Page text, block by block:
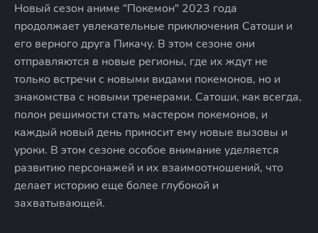
Новый сезон аниме "Покемон" 2023 года
продолжает увлекательные приключения Сатоши и
его верного друга Пикачу. В этом сезоне они
отправляются в новые регионы, где их ждут не
только встречи с новыми видами покемонов, но и
знакомства с новыми тренерами. Сатоши, как всегда,
полон решимости стать мастером покемонов, и
каждый новый день приносит ему новые вызовы и
уроки. В этом сезоне особое внимание уделяется
развитию персонажей и их взаимоотношений, что
делает историю еще более глубокой и
захватывающей.